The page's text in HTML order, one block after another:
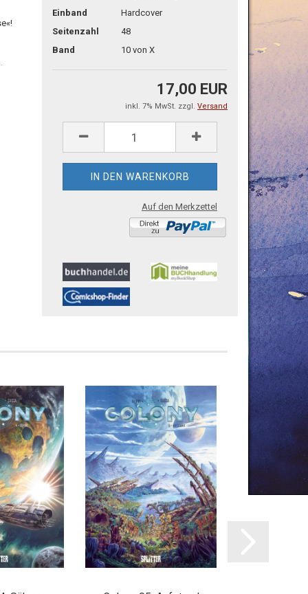
Einband
Hardcover
Seitenzahl
48
Band
10 von X
17,00 EUR
inkl. 7% MwSt. zzgl. Versand
Auf den Merkzettel